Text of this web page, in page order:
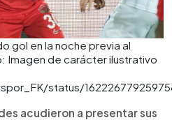
gol en la noche previa al
Imagen de carácter ilustrativo
status/
acudieron a presentar sus